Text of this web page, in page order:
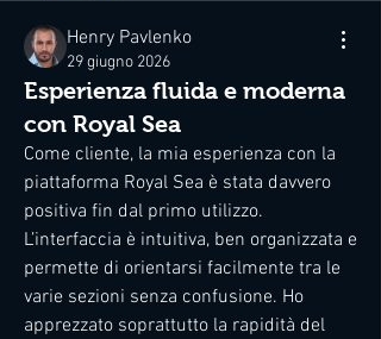
Henry Pavlenko
29 giugno 2026
Esperienza fluida e moderna
con Royal Sea
Come cliente, la mia esperienza con la
piattaforma Royal Sea è stata davvero
positiva fin dal primo utilizzo.
L’interfaccia è intuitiva, ben organizzata e
permette di orientarsi facilmente tra le
varie sezioni senza confusione. Ho
apprezzato soprattutto la rapidità del